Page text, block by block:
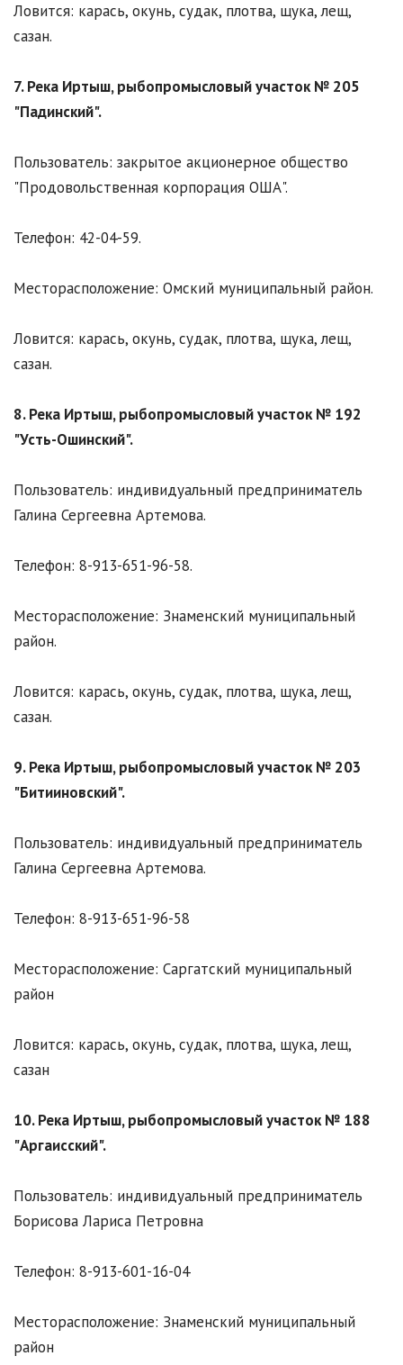
Ловится: карась, окунь, судак, плотва, щука, лещ,
сазан.
7. Река Иртыш, рыбопромысловый участок № 205
"Падинский".
Пользователь: закрытое акционерное общество
"Продовольственная корпорация ОША".
Телефон: 42-04-59.
Месторасположение: Омский муниципальный район.
Ловится: карась, окунь, судак, плотва, щука, лещ,
сазан.
8. Река Иртыш, рыбопромысловый участок № 192
"Усть-Ошинский".
Пользователь: индивидуальный предприниматель
Галина Сергеевна Артемова.
Телефон: 8-913-651-96-58.
Месторасположение: Знаменский муниципальный
район.
Ловится: карась, окунь, судак, плотва, щука, лещ,
сазан.
9. Река Иртыш, рыбопромысловый участок № 203
"Битииновский".
Пользователь: индивидуальный предприниматель
Галина Сергеевна Артемова.
Телефон: 8-913-651-96-58
Месторасположение: Саргатский муниципальный
район
Ловится: карась, окунь, судак, плотва, щука, лещ,
сазан
10. Река Иртыш, рыбопромысловый участок № 188
"Аргаисский".
Пользователь: индивидуальный предприниматель
Борисова Лариса Петровна
Телефон: 8-913-601-16-04
Месторасположение: Знаменский муниципальный
район